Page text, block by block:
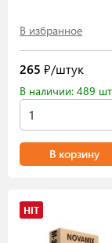
В избранное
265 ₽/штук
В наличии: 489
В корзину
HIT